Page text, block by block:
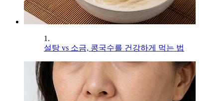
1.
설탕 vs 소금, 콩국수를 건강하게 먹는 법